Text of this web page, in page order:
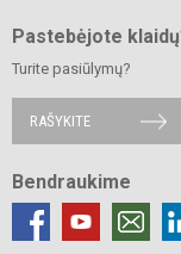
Pastebėjote
Turite pasiūlymų?
RAŠYKITE
Bendraukime